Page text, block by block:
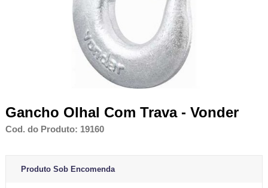
Gancho Olhal Com Trava - Vonder
Cod. do Produto: 19160
Produto Sob Encomenda